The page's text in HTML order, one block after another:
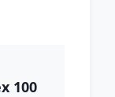
100